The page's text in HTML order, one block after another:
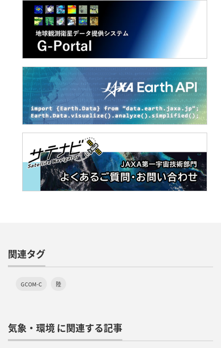
関連タグ
GCOM-C 陸
気象・環境 に関連する記事